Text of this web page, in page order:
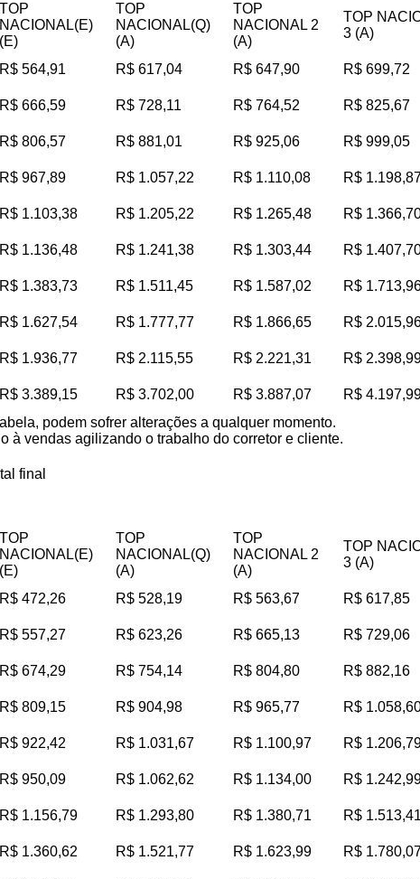
TOP
NACIONAL(E)
(E)
TOP
NACIONAL(Q)
(A)
TOP
NACIONAL 2
(A)
TOP
3 (A)
R$ 564,91 R$ 617,04 R$ 647,90 R$ 699,72
R$ 666,59 R$ 728,11 R$ 764,52 R$ 825,67
R$ 806,57 R$ 881,01 R$ 925,06 R$ 999,05
R$ 967,89 R$ 1.057,22 R$ 1.110,08 R$
R$ 1.103,38 R$ 1.205,22 R$ 1.265,48 R$
R$ 1.136,48 R$ 1.241,38 R$ 1.303,44 R$
R$ 1.383,73 R$ 1.511,45 R$ 1.587,02 R$
R$ 1.627,54 R$ 1.777,77 R$ 1.866,65 R$
R$ 1.936,77 R$ 2.115,55 R$ 2.221,31 R$
R$ 3.389,15 R$ 3.702,00 R$ 3.887,07 R$
podem sofrer alterações a qualquer momento.
à vendas agilizando o trabalho do corretor e cliente.
final
TOP
NACIONAL(E)
(E)
TOP
NACIONAL(Q)
(A)
TOP
NACIONAL 2
(A)
TOP
3 (A)
R$ 472,26 R$ 528,19 R$ 563,67 R$ 617,85
R$ 557,27 R$ 623,26 R$ 665,13 R$ 729,06
R$ 674,29 R$ 754,14 R$ 804,80 R$ 882,16
R$ 809,15 R$ 904,98 R$ 965,77 R$
R$ 922,42 R$ 1.031,67 R$ 1.100,97 R$
R$ 950,09 R$ 1.062,62 R$ 1.134,00 R$
R$ 1.156,79 R$ 1.293,80 R$ 1.380,71 R$ 1.513,41
R$ 1.360,62 R$ 1.521,77 R$ 1.623,99 R$